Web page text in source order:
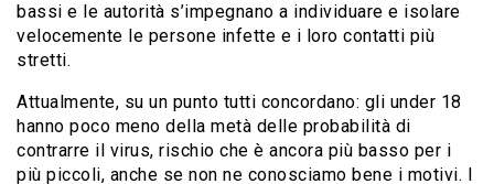
bassi e le autorità s’impegnano a individuare e isolare
velocemente le persone infette e i loro contatti più
stretti.
Attualmente, su un punto tutti concordano: gli under 18
hanno poco meno della metà delle probabilità di
contrarre il virus, rischio che è ancora più basso per i
più piccoli, anche se non ne conosciamo bene i motivi. I